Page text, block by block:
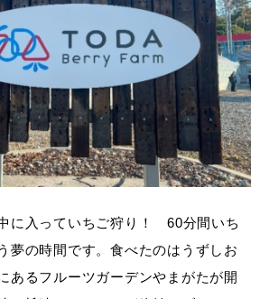
に入っていちご狩り！ 60分間いち
夢の時間です。食べたのはうずしお
るフルーツガーデンやまがたが開